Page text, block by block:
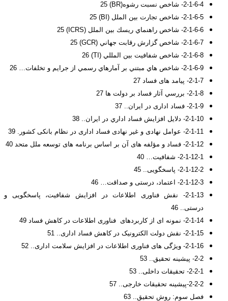
2-1-6-4- شاخص نسبت رشوه(BR) 25
2-1-6-5- شاخص تجارت بين الملل (BI) 25
2-1-6-6- شاخص راهنماي ريسك بين الملل (ICRS) 25
2-1-6-7- شاخص گزارش رقابت جهاني (GCR) 25
2-1-6-8- شاخص شفافيت بين المللي (TI) 26
2-1-6-9- شاخص هاي مبتني بر آمارهاي رسمي از جرايم و تخلفات… 26
2-1-7- پیامد های فساد 27
2-1-8- بررسي آثار فساد بر دولت ها 27
2-1-9- فساد اداری در ایران.. 37
2-1-10- دلايل افزايش فساد اداري در ايران.. 38
2-1-11- عوامل نهادی و غیر نهادی فساد اداری در نظام بانکی کشور. 39
2-1-12- فساد و مؤلفه های آن بر اساس برنامه های توسعه ملل متحد 40
2-1-12-1- شفافیت… 40
2-1-12-2- پاسخگویی.. 45
2-1-12-3- اعتماد، درستی و صداقت… 46
2-1-13- نقش فناوری اطلاعات در افزایش شفافیت، پاسخگویی و
درستی.. 46
2-1-14- نمونه ای از کاربردهای فناوری اطلاعات در کاهش فساد 49
2-1-15- نقش دولت الکترونیک در کاهش فساد اداری.. 51
2-1-16- ویژگی های فناوری اطلاعات در افزایش سلامت اداری.. 52
2-2- پیشینه تحقیق.. 53
2-2-1- تحقیقات داخلی.. 53
2-2-2-پیشینه تحقیقات خارجی.. 57
فصل سوم: روش تحقیق.. 63